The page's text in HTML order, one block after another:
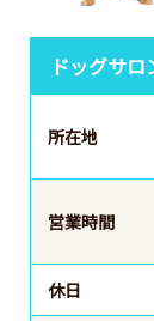
ドッグサ
所在地
営業時間
休日